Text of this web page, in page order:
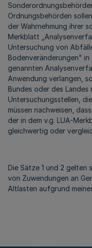
Ordnungsbehörden
der Wahrnehmung ihrer
Merkblatt
Untersuchung von
Bodenveränderungen" in
genannten
Anwendung verlangen,
Bundes oder des
Untersuchungsstellen,
müssen nachweisen,
der in dem v.g. LUA-
gleichwertig oder
Die Sätze 1 und 2 gelten
von Zuwendungen an
Altlasten aufgrund